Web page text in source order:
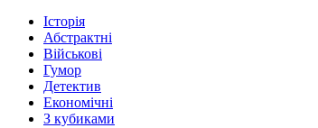
Історія
Абстрактні
Військові
Гумор
Детектив
Економічні
З кубиками